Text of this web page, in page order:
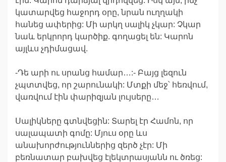
կատարվեց հաջորդ օրը, նրան ուղղակի
հանեց ափերից: Մի արկղ սալիկ չկար: Չկար
նաև երկրորդ կարծիք. գողացել են: Կարոն
այլևս չդիմացավ.
-Դե արի ու սրանց համար…:- Բայց լեզուն
չպտտվեց, որ շարունակի: Մտքի մեջ՝ հեռվում,
վառվում էին փարիզյան լույսերը…
Սալիկները գտնվեցին: Տարել էր Համոն, որ
սալապատի գոմը: Մյուս օրը ևս
անախորժություններից զերծ չէր: Մի
բեռնատար բախվեց էլեկտրասյանն ու ծռեց: